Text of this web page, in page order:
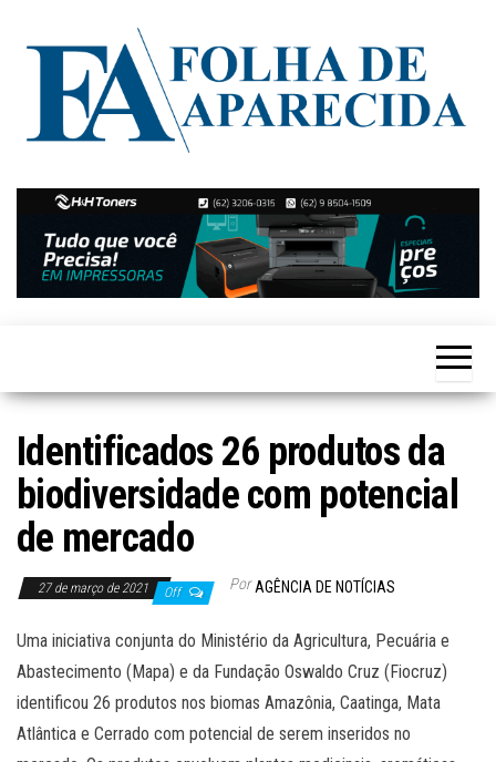
Folha de
Aparecida
Notícias
de
Aparecida
de
Goiânia
Identificados 26 produtos da
biodiversidade com potencial
de mercado
27 de março de 2021 Off Por AGÊNCIA DE NOTÍCIAS
Uma iniciativa conjunta do Ministério da Agricultura, Pecuária e
Abastecimento (Mapa) e da Fundação Oswaldo Cruz (Fiocruz)
identificou 26 produtos nos biomas Amazônia, Caatinga, Mata
Atlântica e Cerrado com potencial de serem inseridos no